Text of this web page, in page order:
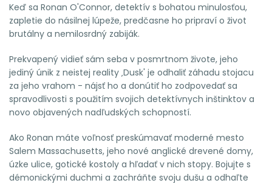
Keď sa Ronan O'Connor, detektív s bohatou minulosťou,
zapletie do násilnej lúpeže, predčasne ho pripraví o život
brutálny a nemilosrdný zabiják.
Prekvapený vidieť sám seba v posmrtnom živote, jeho
jediný únik z neistej reality ‚Dusk' je odhaliť záhadu stojacu
za jeho vrahom - nájsť ho a donútiť ho zodpovedať sa
spravodlivosti s použitím svojich detektívnych inštinktov a
novo objavených nadľudských schopností.
Ako Ronan máte voľnosť preskúmavať moderné mesto
Salem Massachusetts, jeho nové anglické drevené domy,
úzke ulice, gotické kostoly a hľadať v nich stopy. Bojujte s
démonickými duchmi a zachráňte svoju dušu a odhaľte